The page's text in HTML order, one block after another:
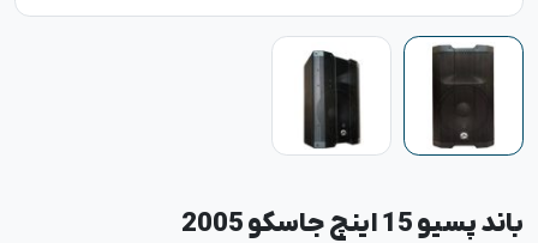
باند پسیو 15 اینچ جاسکو 2005